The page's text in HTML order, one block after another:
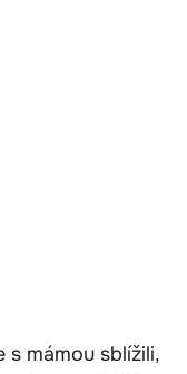
mámou sblížili,